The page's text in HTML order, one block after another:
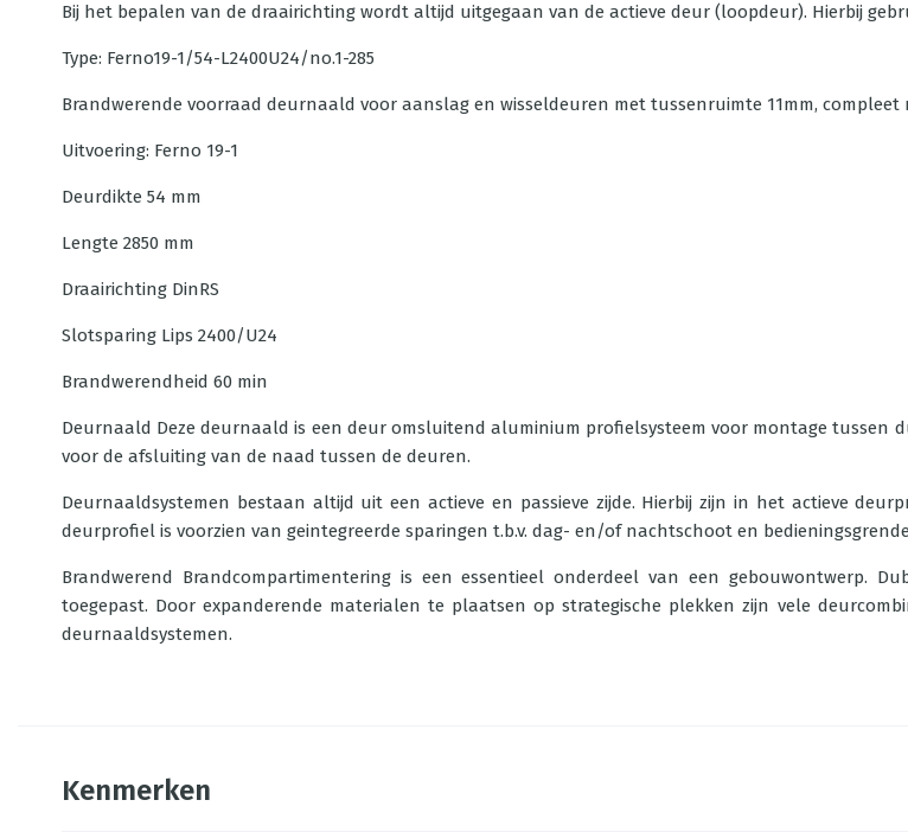
Bij het bepalen van de draairichting wordt altijd uitgegaan van de actieve deur (loopdeur). Hierbij
Type: Ferno19-1/54-L2400U24/no.1-285
Brandwerende voorraad deurnaald voor aanslag en wisseldeuren met tussenruimte 11mm,
Uitvoering: Ferno 19-1
Deurdikte 54 mm
Lengte 2850 mm
Draairichting DinRS
Slotsparing Lips 2400/U24
Brandwerendheid 60 min
Deurnaald Deze deurnaald is een deur omsluitend aluminium profielsysteem voor montage tussen
voor de afsluiting van de naad tussen de deuren.
Deurnaaldsystemen bestaan altijd uit een actieve en passieve zijde. Hierbij zijn in het actieve
deurprofiel is voorzien van geintegreerde sparingen t.b.v. dag- en/of nachtschoot en
Brandwerend Brandcompartimentering is een essentieel onderdeel van een gebouwontwerp.
toegepast. Door expanderende materialen te plaatsen op strategische plekken zijn vele
deurnaaldsystemen.
Kenmerken